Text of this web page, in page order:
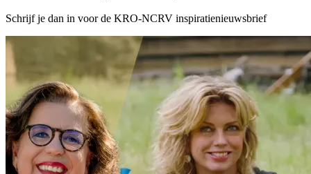
Schrijf je dan in voor de KRO-NCRV inspiratienieuwsbrief